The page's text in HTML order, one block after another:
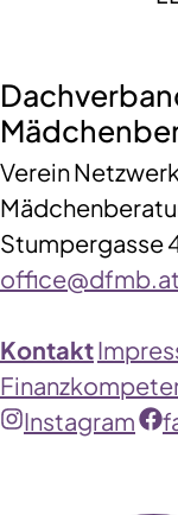
Verein
Stumpergasse
office@dfmb.at
Kontakt
Instagram